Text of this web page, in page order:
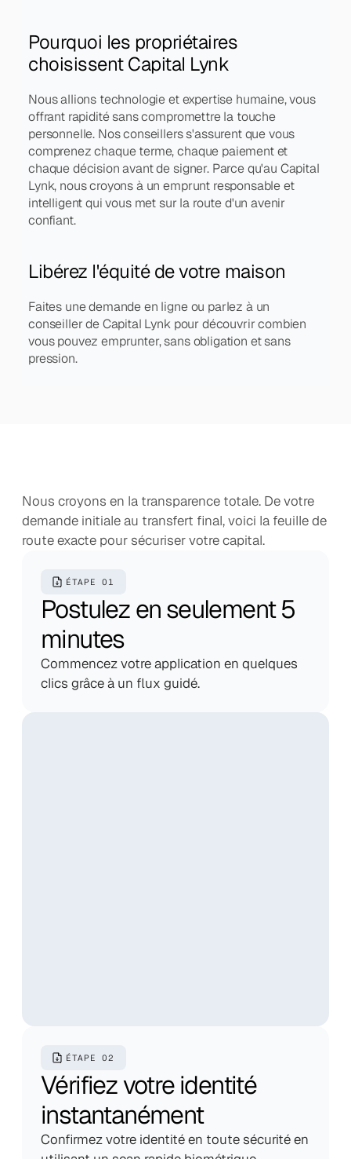
Pourquoi les propriétaires
choisissent Capital Lynk
Nous allions technologie et expertise humaine, vous
offrant rapidité sans compromettre la touche
personnelle. Nos conseillers s'assurent que vous
comprenez chaque terme, chaque paiement et
chaque décision avant de signer. Parce qu'au Capital
Lynk, nous croyons à un emprunt responsable et
intelligent qui vous met sur la route d'un avenir
confiant.
Libérez l'équité de votre maison
Faites une demande en ligne ou parlez à un
conseiller de Capital Lynk pour découvrir combien
vous pouvez emprunter, sans obligation et sans
pression.
Leprocessusdecandidature
Nous croyons en la transparence totale. De votre
demande initiale au transfert final, voici la feuille de
route exacte pour sécuriser votre capital.
ÉTAPE 01
Postulez en seulement 5
minutes
Commencez votre application en quelques
clics grâce à un flux guidé.
ÉTAPE 02
Vérifiez votre identité
instantanément
Confirmez votre identité en toute sécurité en